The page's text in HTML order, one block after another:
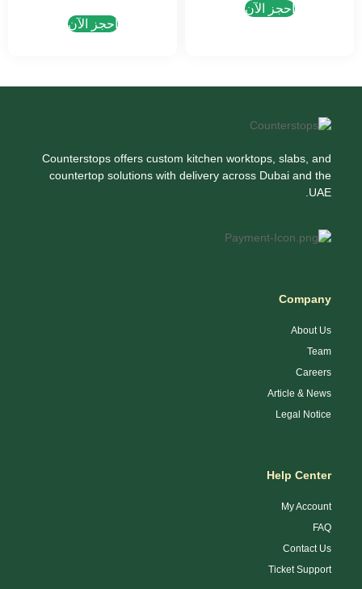
احجز الآن
احجز الآن
Counterstops offers custom kitchen worktops, slabs, and
countertop solutions with delivery across Dubai and the
UAE.
Company
About Us
Team
Careers
Article & News
Legal Notice
Help Center
My Account
FAQ
Contact Us
Ticket Support